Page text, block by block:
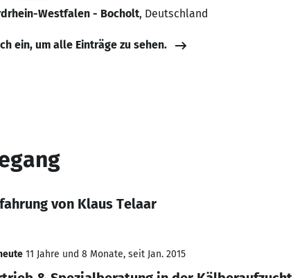
Westfalen - Bocholt, Deutschland
ein, um alle Einträge zu sehen.
von Klaus Telaar
11 Jahre und 8 Monate, seit Jan. 2015